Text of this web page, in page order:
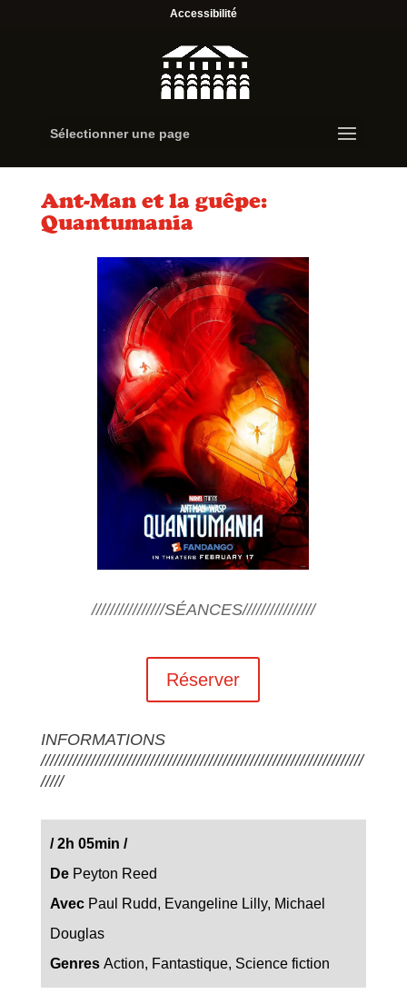
Accessibilité
Sélectionner une page
Ant-Man et la guêpe:
Quantumania
////////////////SÉANCES////////////////
Réserver
INFORMATIONS
///////////////////////////////////////////////////////////////////////
/////
/2h 05min /
De Peyton Reed
AvecPaul Rudd, Evangeline Lilly, Michael
Douglas
Genres Action, Fantastique, Science fiction